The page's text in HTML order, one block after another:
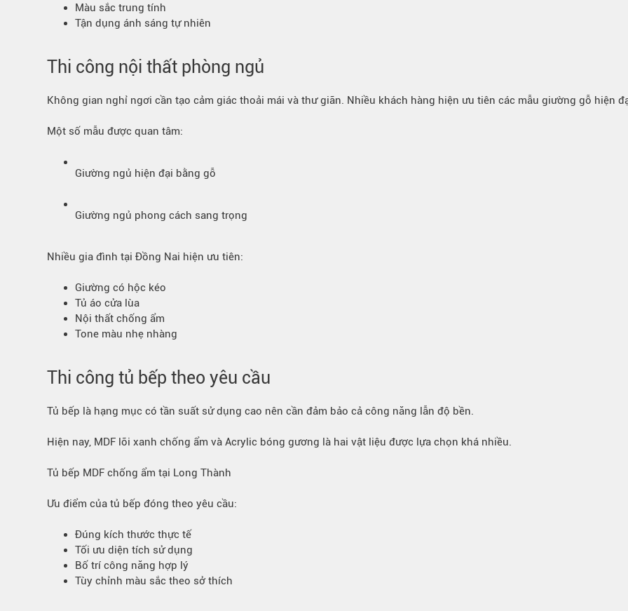
Màu sắc trung tính
Tận dụng ánh sáng tự nhiên
Thi công nội thất phòng ngủ
Không gian nghỉ ngơi cần tạo cảm giác thoải mái và thư giãn. Nhiều khách hàng hiện ưu tiên các mẫu giường gỗ hiện
Một số mẫu được quan tâm:
Giường ngủ hiện đại bằng gỗ
Giường ngủ phong cách sang trọng
Nhiều gia đình tại Đồng Nai hiện ưu tiên:
Giường có hộc kéo
Tủ áo cửa lùa
Nội thất chống ẩm
Tone màu nhẹ nhàng
Thi công tủ bếp theo yêu cầu
Tủ bếp là hạng mục có tần suất sử dụng cao nên cần đảm bảo cả công năng lẫn độ bền.
Hiện nay, MDF lõi xanh chống ẩm và Acrylic bóng gương là hai vật liệu được lựa chọn khá nhiều.
Tủ bếp MDF chống ẩm tại Long Thành
Ưu điểm của tủ bếp đóng theo yêu cầu:
Đúng kích thước thực tế
Tối ưu diện tích sử dụng
Bố trí công năng hợp lý
Tùy chỉnh màu sắc theo sở thích